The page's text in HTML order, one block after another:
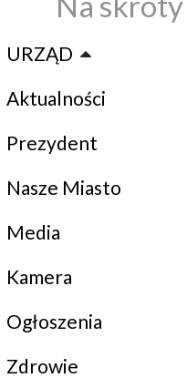
URZĄD
Aktualności
Prezydent
Nasze Miasto
Media
Kamera
Ogłoszenia
Zdrowie